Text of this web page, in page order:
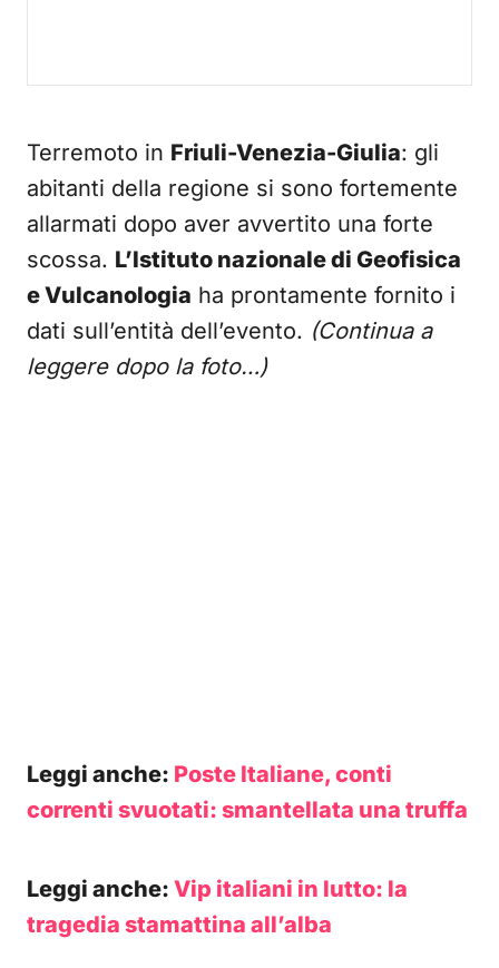
Terremoto in Friuli-Venezia-Giulia: gli
abitanti della regione si sono fortemente
allarmati dopo aver avvertito una forte
scossa. L’Istituto nazionale di Geofisica
e Vulcanologia ha prontamente fornito i
dati sull’entità dell’evento. (Continua a
leggere dopo la foto…)
Leggi anche: Poste Italiane, conti
correnti svuotati: smantellata una truffa
Leggi anche: Vip italiani in lutto: la
tragedia stamattina all’alba